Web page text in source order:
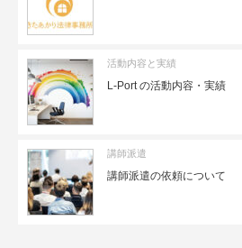
活動内容と実績
L-Port の活動内容・実績
講師派遣
講師派遣の依頼について